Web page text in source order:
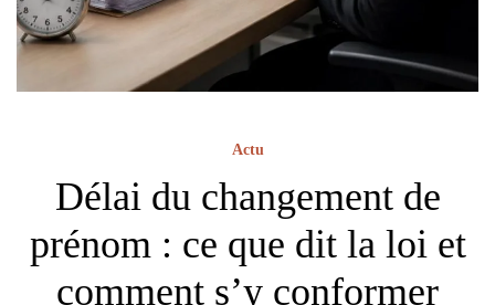
Actu
Délai du changement de
prénom : ce que dit la loi et
comment s’y conformer